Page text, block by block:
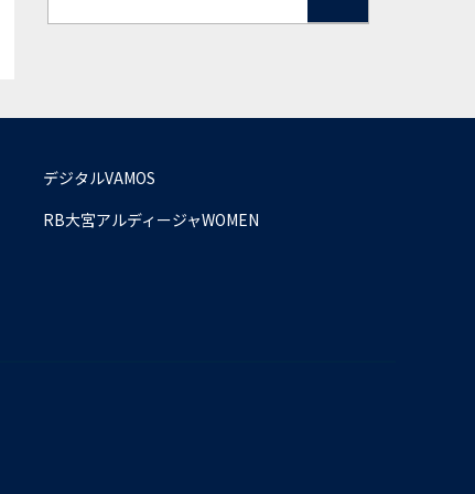
デジタルVAMOS
RB大宮アルディージャWOMEN